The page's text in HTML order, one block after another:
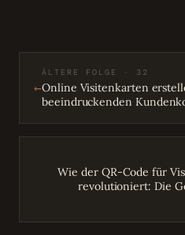
←
ÄLTERE FOLGE · 32
Online Visitenkarten
beeindruckenden
Wie der QR-Code für
revolutioniert: Die